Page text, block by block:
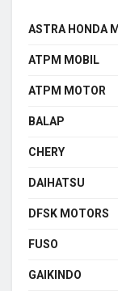
ASTRA HONDA
ATPM MOBIL
ATPM MOTOR
BALAP
CHERY
DAIHATSU
DFSK MOTORS
FUSO
GAIKINDO